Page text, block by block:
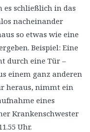
es schließlich in das
nacheinander
so etwas wie eine
Beispiel: Eine
durch eine Tür –
einem ganz anderen
heraus, nimmt ein
eines
Krankenschwester
Uhr.